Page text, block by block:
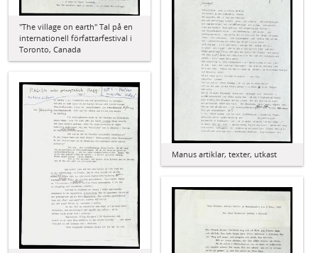
"The village on earth" Tal på en
internationell författarfestival i
Toronto, Canada
Manus artiklar, texter, utkast